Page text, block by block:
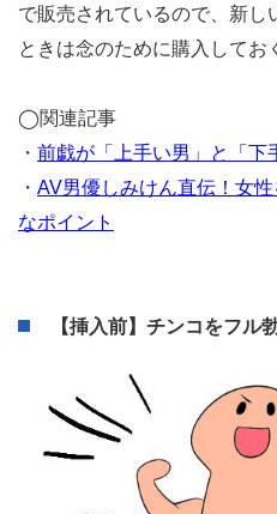
#同人AV pic.twitter.com/
ディレクター＆A〇監督）
当然ですが、女性の濡れ具
トナーがどうしても濡れにく
うのも効果的
前戯が「上手い男」と「下
AV男優しみけん直伝！女